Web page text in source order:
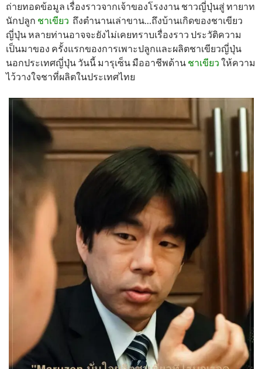
ถ่ายทอดข้อมูล เรื่องราวจากเจ้าของโรงงาน ชาวญี่ปุ่นสู่ ทายาท
นักปลูก ชาเขียว ถึงตำนานเล่าขาน…ถึงบ้านเกิดของชาเขียว
ญี่ปุ่น หลายท่านอาจจะยังไม่เคยทราบเรื่องราว ประวัติความ
เป็นมาของ ครั้งแรกของการเพาะปลูกและผลิตชาเขียวญี่ปุ่น
นอกประเทศญี่ปุ่น วันนี้ มารุเซ็น มืออาชีพด้าน ชาเขียว ให้ความ
ไว้วางใจชาที่ผลิตในประเทศไทย